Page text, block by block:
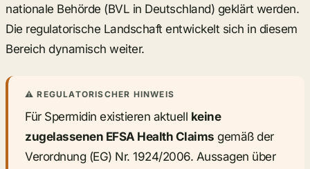
nationale Behörde (BVL in Deutschland) geklärt werden.
Die regulatorische Landschaft entwickelt sich in diesem
Bereich dynamisch weiter.
⚠ REGULATORISCHER HINWEIS
Für Spermidin existieren aktuell keine
zugelassenen EFSA Health Claims gemäß der
Verordnung (EG) Nr. 1924/2006. Aussagen über